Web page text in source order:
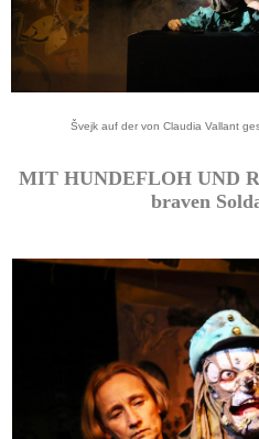
Švejk auf der von Claudia Vallant
MIT HUNDEFLOH UND
braven